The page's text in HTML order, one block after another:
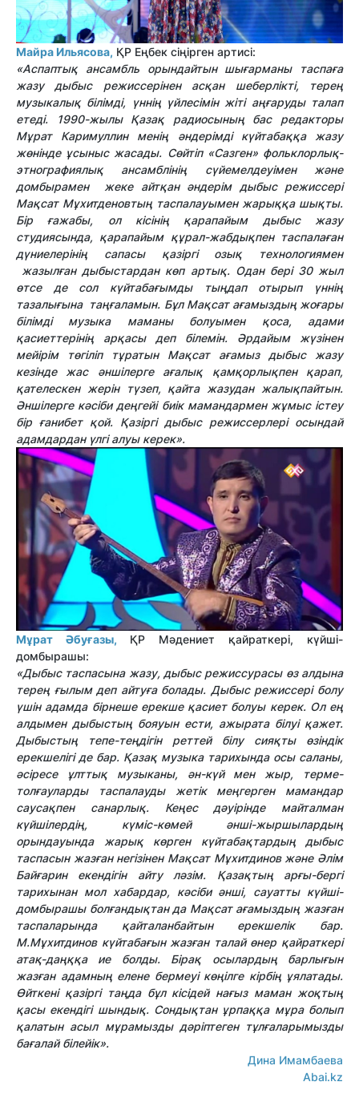
Майра Ильясова, ҚР Еңбек сіңірген артисі:
«Аспаптық ансамбль орындайтын шығарманы таспаға
жазу дыбыс режиссерінен асқан шеберлікті, терең
музыкалық білімді, үннің үйлесімін жіті аңғаруды талап
етеді. 1990-жылы Қазақ радиосының бас редакторы
Мұрат Каримуллин менің әндерімді күйтабаққа жазу
жөнінде ұсыныс жасады. Сөйтіп «Сазген» фольклорлық-
этнографиялық ансамблінің сүйемелдеуімен және
домбырамен жеке айтқан әндерім дыбыс режиссері
Мақсат Мұхитденовтың таспалауымен жарыққа шықты.
Бір ғажабы, ол кісінің қарапайым дыбыс жазу
студиясында, қарапайым құрал-жабдықпен таспалаған
дүниелерінің сапасы қазіргі озық технологиямен
жазылған дыбыстардан көп артық. Одан бері 30 жыл
өтсе де сол күйтабағымды тыңдап отырып үннің
тазалығына таңғаламын. Бұл Мақсат ағамыздың жоғары
білімді музыка маманы болуымен қоса, адами
қасиеттерінің арқасы деп білемін. Әрдайым жүзінен
мейірім төгіліп тұратын Мақсат ағамыз дыбыс жазу
кезінде жас әншілерге ағалық қамқорлықпен қарап,
қателескен жерін түзеп, қайта жазудан жалықпайтын.
Әншілерге кәсіби деңгейі биік мамандармен жұмыс істеу
бір ғанибет қой. Қазіргі дыбыс режиссерлері осындай
адамдардан үлгі алуы керек».
Мұрат Әбуғазы, ҚР Мәдениет қайраткері, күйші-
домбырашы:
«Дыбыс таспасына жазу, дыбыс режиссурасы өз алдына
терең ғылым деп айтуға болады. Дыбыс режиссері болу
үшін адамда бірнеше ерекше қасиет болуы керек. Ол ең
алдымен дыбыстың бояуын ести, ажырата білуі қажет.
Дыбыстың тепе-теңдігін реттей білу сияқты өзіндік
ерекшелігі де бар. Қазақ музыка тарихында осы саланы,
әсіресе ұлттық музыканы, ән-күй мен жыр, терме-
толғауларды таспалауды жетік меңгерген мамандар
саусақпен санарлық. Кеңес дәуірінде майталман
күйшілердің, күміс-көмей әнші-жыршылардың
орындауында жарық көрген күйтабақтардың дыбыс
таспасын жазған негізінен Мақсат Мұхитдинов және Әлім
Байғарин екендігін айту ләзім. Қазақтың арғы-бергі
тарихынан мол хабардар, кәсіби әнші, сауатты күйші-
домбырашы болғандықтан да Мақсат ағамыздың жазған
таспаларында қайталанбайтын ерекшелік бар.
М.Мұхитдинов күйтабағын жазған талай өнер қайраткері
атақ-даңққа ие болды. Бірақ осылардың барлығын
жазған адамның елене бермеуі көңілге кірбің ұялатады.
Өйткені қазіргі таңда бұл кісідей нағыз маман жоқтың
қасы екендігі шындық. Сондықтан ұрпаққа мұра болып
қалатын асыл мұрамызды дәріптеген тұлғаларымызды
бағалай білейік».
Дина Имамбаева
Abai.kz